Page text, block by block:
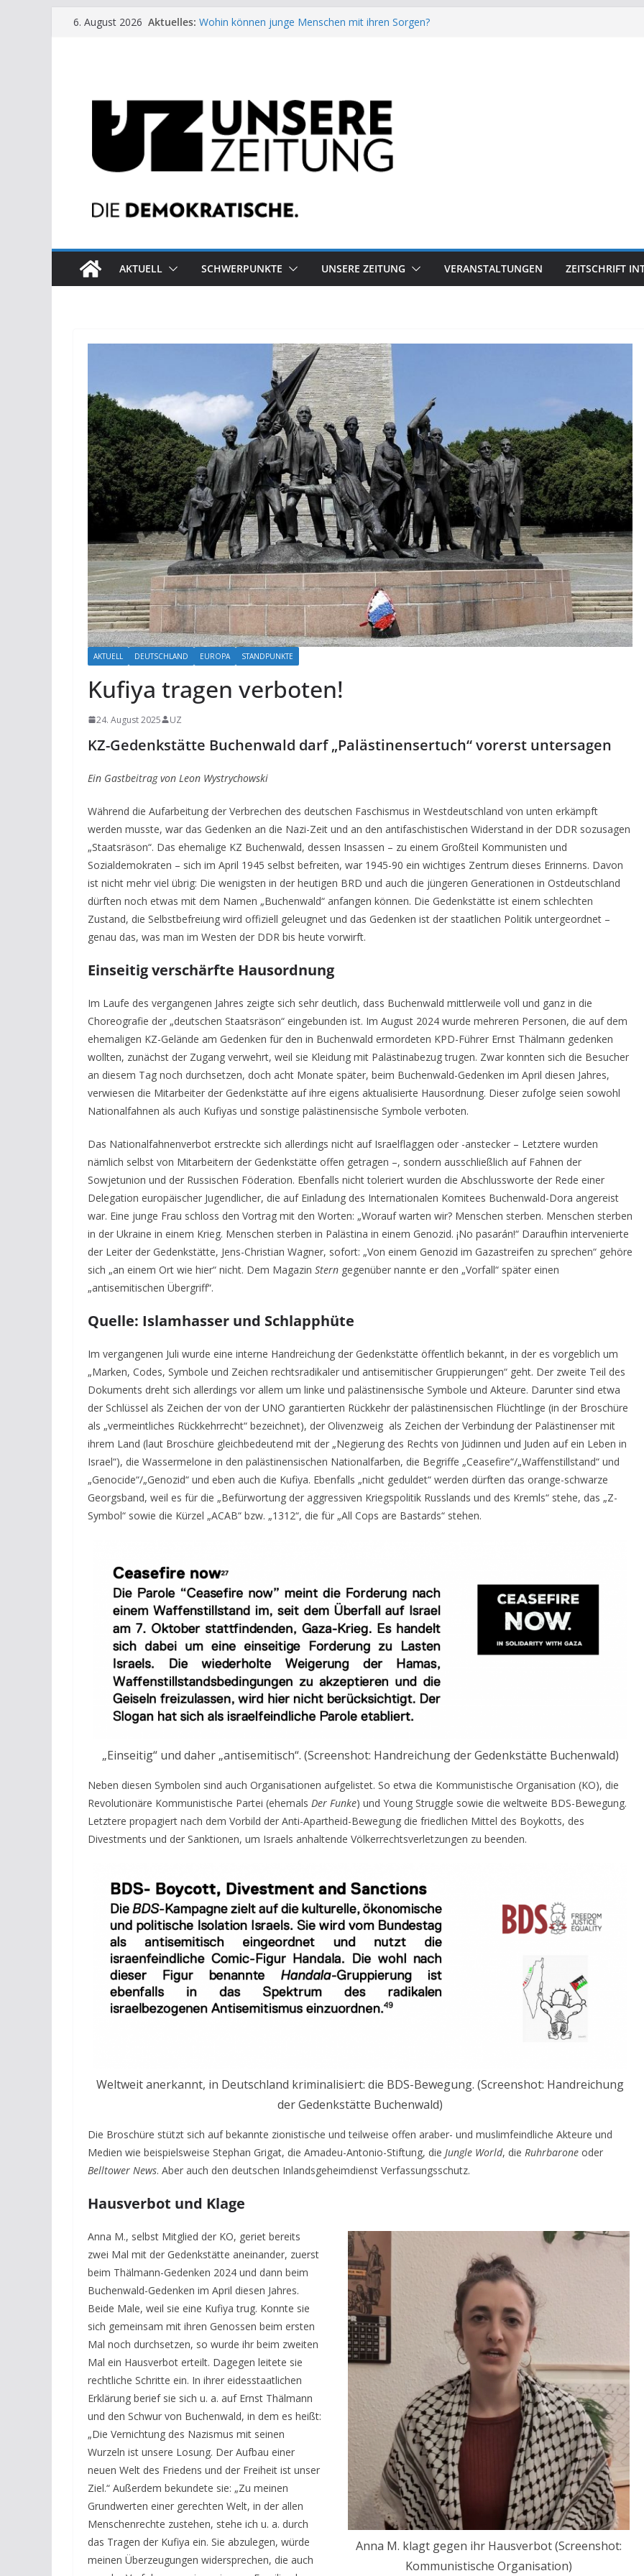
Zum6. August 2026 Aktuelles: Wohin können junge Menschen mit ihren Sorgen?
AKTUELL SCHWERPUNKTE UNSERE ZEITUNG VERANSTALTUNGEN ZEITSCHRIFT
AKTUELL DEUTSCHLAND EUROPA STANDPUNKTE
Kufiya tragen verboten!
24. August 2025 UZ
KZ-Gedenkstätte Buchenwald darf „Palästinensertuch“ vorerst untersagen
Ein Gastbeitrag von Leon Wystrychowski
Während die Aufarbeitung der Verbrechen des deutschen Faschismus in Westdeutschland von unten erkämpft
werden musste, war das Gedenken an die Nazi-Zeit und an den antifaschistischen Widerstand in der DDR sozusagen
„Staatsräson“. Das ehemalige KZ Buchenwald, dessen Insassen – zu einem Großteil Kommunisten und
Sozialdemokraten – sich im April 1945 selbst befreiten, war 1945-90 ein wichtiges Zentrum dieses Erinnerns. Davon
ist nicht mehr viel übrig: Die wenigsten in der heutigen BRD und auch die jüngeren Generationen in Ostdeutschland
dürften noch etwas mit dem Namen „Buchenwald“ anfangen können. Die Gedenkstätte ist einem schlechten
Zustand, die Selbstbefreiung wird offiziell geleugnet und das Gedenken ist der staatlichen Politik untergeordnet –
genau das, was man im Westen der DDR bis heute vorwirft.
Einseitig verschärfte Hausordnung
Im Laufe des vergangenen Jahres zeigte sich sehr deutlich, dass Buchenwald mittlerweile voll und ganz in die
Choreografie der „deutschen Staatsräson“ eingebunden ist. Im August 2024 wurde mehreren Personen, die auf dem
ehemaligen KZ-Gelände am Gedenken für den in Buchenwald ermordeten KPD-Führer Ernst Thälmann gedenken
wollten, zunächst der Zugang verwehrt, weil sie Kleidung mit Palästinabezug trugen. Zwar konnten sich die Besucher
an diesem Tag noch durchsetzen, doch acht Monate später, beim Buchenwald-Gedenken im April diesen Jahres,
verwiesen die Mitarbeiter der Gedenkstätte auf ihre eigens aktualisierte Hausordnung. Dieser zufolge seien sowohl
Nationalfahnen als auch Kufiyas und sonstige palästinensische Symbole verboten.
Das Nationalfahnenverbot erstreckte sich allerdings nicht auf Israelflaggen oder -anstecker – Letztere wurden
nämlich selbst von Mitarbeitern der Gedenkstätte offen getragen –, sondern ausschließlich auf Fahnen der
Sowjetunion und der Russischen Föderation. Ebenfalls nicht toleriert wurden die Abschlussworte der Rede einer
Delegation europäischer Jugendlicher, die auf Einladung des Internationalen Komitees Buchenwald-Dora angereist
war. Eine junge Frau schloss den Vortrag mit den Worten: „Worauf warten wir? Menschen sterben. Menschen sterben
in der Ukraine in einem Krieg. Menschen sterben in Palästina in einem Genozid. ¡No pasarán!“ Daraufhin intervenierte
der Leiter der Gedenkstätte, Jens-Christian Wagner, sofort: „Von einem Genozid im Gazastreifen zu sprechen“ gehöre
sich „an einem Ort wie hier“ nicht. Dem Magazin Stern gegenüber nannte er den „Vorfall“ später einen
„antisemitischen Übergriff“.
Quelle: Islamhasser und Schlapphüte
Im vergangenen Juli wurde eine interne Handreichung der Gedenkstätte öffentlich bekannt, in der es vorgeblich um
„Marken, Codes, Symbole und Zeichen rechtsradikaler und antisemitischer Gruppierungen“ geht. Der zweite Teil des
Dokuments dreht sich allerdings vor allem um linke und palästinensische Symbole und Akteure. Darunter sind etwa
der Schlüssel als Zeichen der von der UNO garantierten Rückkehr der palästinensischen Flüchtlinge (in der Broschüre
als „vermeintliches Rückkehrrecht“ bezeichnet), der Olivenzweig als Zeichen der Verbindung der Palästinenser mit
ihrem Land (laut Broschüre gleichbedeutend mit der „Negierung des Rechts von Jüdinnen und Juden auf ein Leben in
Israel“), die Wassermelone in den palästinensischen Nationalfarben, die Begriffe „Ceasefire“/„Waffenstillstand“ und
„Genocide“/„Genozid“ und eben auch die Kufiya. Ebenfalls „nicht geduldet“ werden dürften das orange-schwarze
Georgsband, weil es für die „Befürwortung der aggressiven Kriegspolitik Russlands und des Kremls“ stehe, das „Z-
Symbol“ sowie die Kürzel „ACAB“ bzw. „1312“, die für „All Cops are Bastards“ stehen.
„Einseitig“ und daher „antisemitisch“. (Screenshot: Handreichung der Gedenkstätte Buchenwald)
Neben diesen Symbolen sind auch Organisationen aufgelistet. So etwa die Kommunistische Organisation (KO), die
Revolutionäre Kommunistische Partei (ehemals Der Funke) und Young Struggle sowie die weltweite BDS-Bewegung.
Letztere propagiert nach dem Vorbild der Anti-Apartheid-Bewegung die friedlichen Mittel des Boykotts, des
Divestments und der Sanktionen, um Israels anhaltende Völkerrechtsverletzungen zu beenden.
Weltweit anerkannt, in Deutschland kriminalisiert: die BDS-Bewegung. (Screenshot: Handreichung
der Gedenkstätte Buchenwald)
Die Broschüre stützt sich auf bekannte zionistische und teilweise offen araber- und muslimfeindliche Akteure und
Medien wie beispielsweise Stephan Grigat, die Amadeu-Antonio-Stiftung, die Jungle World, die Ruhrbarone oder
Belltower News. Aber auch den deutschen Inlandsgeheimdienst Verfassungsschutz.
Hausverbot und Klage
Anna M. klagt gegen ihr Hausverbot (Screenshot:
Kommunistische Organisation)
Anna M., selbst Mitglied der KO, geriet bereits
zwei Mal mit der Gedenkstätte aneinander, zuerst
beim Thälmann-Gedenken 2024 und dann beim
Buchenwald-Gedenken im April diesen Jahres.
Beide Male, weil sie eine Kufiya trug. Konnte sie
sich gemeinsam mit ihren Genossen beim ersten
Mal noch durchsetzen, so wurde ihr beim zweiten
Mal ein Hausverbot erteilt. Dagegen leitete sie
rechtliche Schritte ein. In ihrer eidesstaatlichen
Erklärung berief sie sich u. a. auf Ernst Thälmann
und den Schwur von Buchenwald, in dem es heißt:
„Die Vernichtung des Nazismus mit seinen
Wurzeln ist unsere Losung. Der Aufbau einer
neuen Welt des Friedens und der Freiheit ist unser
Ziel.“ Außerdem bekundete sie: „Zu meinen
Grundwerten einer gerechten Welt, in der allen
Menschenrechte zustehen, stehe ich u. a. durch
das Tragen der Kufiya ein. Sie abzulegen, würde
meinen Überzeugungen widersprechen, die auch